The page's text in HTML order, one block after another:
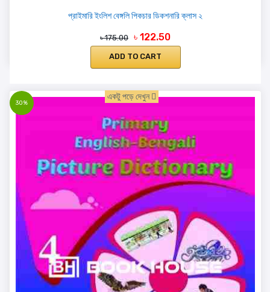
প্রাইমারি ইংলিশ বেঙ্গলি পিকচার ডিকশনারি ক্লাস ২
৳ 175.00 ৳ 122.50
ADD TO CART
30%
একটু পড়ে দেখুন